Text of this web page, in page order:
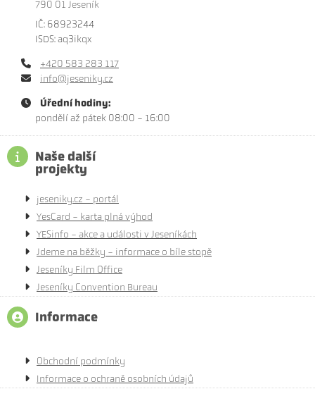
790 01 Jeseník
IČ: 68923244
ISDS: aq3ikqx
+420 583 283 117
info@jeseniky.cz
Úřední hodiny:
pondělí až pátek 08:00 - 16:00
Naše další
projekty
jeseniky.cz - portál
YesCard - karta plná výhod
YESinfo - akce a události v Jeseníkách
Jdeme na běžky - informace o bíle stopě
Jeseníky Film Office
Jeseníky Convention Bureau
Informace
Obchodní podmínky
Informace o ochraně osobních údajů